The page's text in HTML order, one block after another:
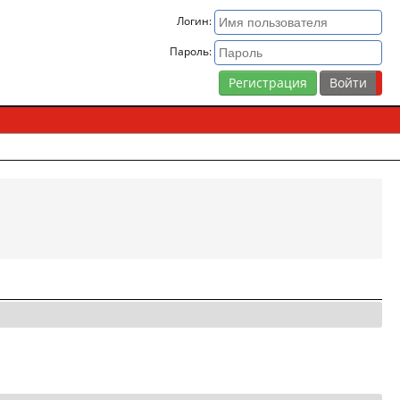
Логин:
Пароль:
Регистрация